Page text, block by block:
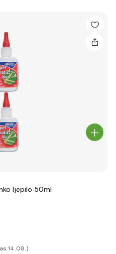
ljepilo 50ml
14.08.)